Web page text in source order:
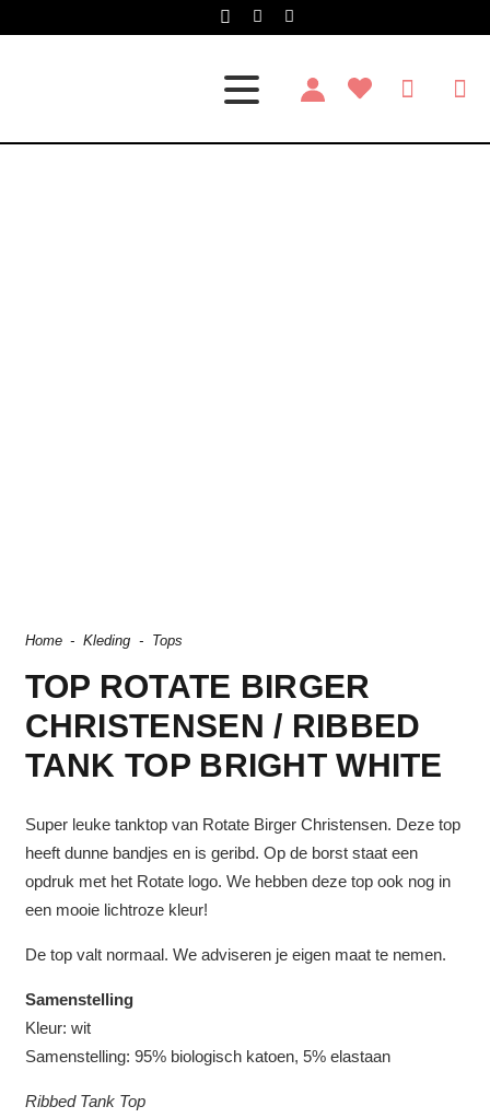
Home - Kleding - Tops
TOP ROTATE BIRGER
CHRISTENSEN / RIBBED
TANK TOP BRIGHT WHITE
Super leuke tanktop van Rotate Birger Christensen. Deze top
heeft dunne bandjes en is geribd. Op de borst staat een
opdruk met het Rotate logo. We hebben deze top ook nog in
een mooie lichtroze kleur!
De top valt normaal. We adviseren je eigen maat te nemen.
Samenstelling
Kleur: wit
Samenstelling: 95% biologisch katoen, 5% elastaan
Ribbed Tank Top